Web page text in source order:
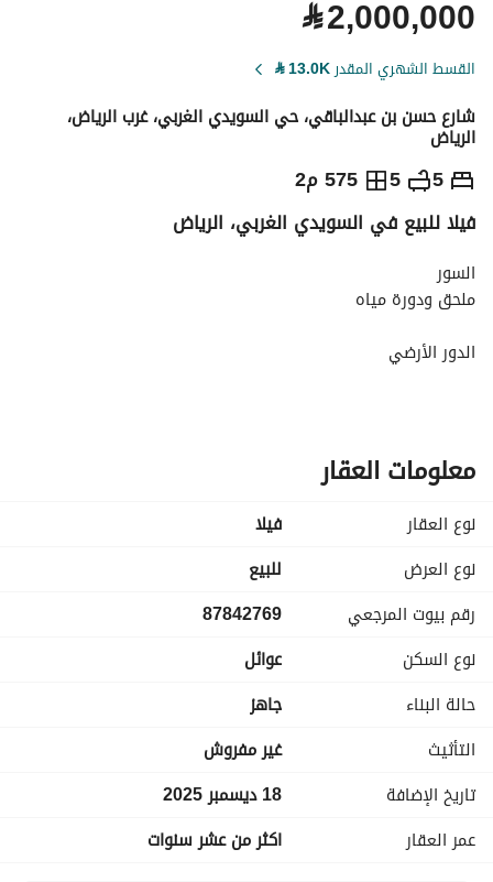
⃁2,000,000
القسط الشهري المقدر13.0K
⃁
شارع حسن بن عبدالباقي، حي السويدي الغربي، غرب الرياض،
الرياض
5
5 575 م2 ⃁
2,000,000
التفاصيل معلومات ترخيص الإعلان
فيلا للبيع في السويدي الغربي، الرياض
السور
ملحق ودورة مياه
الدور الأرضي
الدور الأول
6 غرف و اربع دورات مياه ومستودع
السطح
غرفتين ودورة مياه مع المغسلة
معلومات العقار
نوع العقار
فیلا
نوع العرض
للبيع
رقم بيوت المرجعي
87842769
نوع السكن
عوائل
حالة البناء
جاهز
التأثيث
غير مفروش
تاريخ الإضافة
18 ديسمبر 2025
عمر العقار
اكثر من عشر سنوات